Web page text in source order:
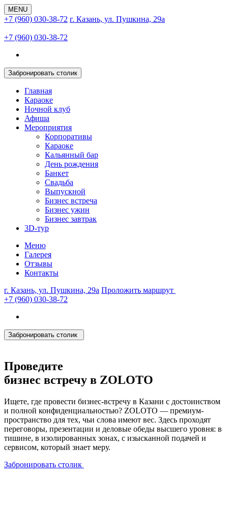
MENU
+7 (960) 030-38-72 г. Казань, ул. Пушкина, 29а
+7 (960) 030-38-72
Забронировать столик
Главная
Караоке
Ночной клуб
Афиша
Мероприятия
Корпоративы
Караоке
Кальянный бар
День рождения
Банкет
Свадьба
Выпускной
Бизнес встреча
Бизнес ужин
Бизнес завтрак
3D-тур
Меню
Галерея
Отзывы
Контакты
г. Казань, ул. Пушкина, 29а Проложить маршрут
+7 (960) 030-38-72
Забронировать столик
Проведите
бизнес встречу в ZOLOTO
Ищете, где провести бизнес-встречу в Казани с достоинством
и полной конфиденциальностью? ZOLOTO — премиум-
пространство для тех, чьи слова имеют вес. Здесь проходят
переговоры, презентации и деловые обеды высшего уровня: в
тишине, в изолированных зонах, с изысканной подачей и
сервисом, который знает меру.
Забронировать столик